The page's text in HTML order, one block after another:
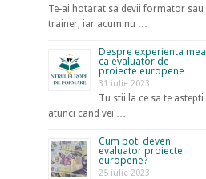
Te-ai hotarat sa devii formator sau
trainer, iar acum nu …
Despre experienta mea
ca evaluator de
proiecte europene
31 iulie 2023
Tu stii la ce sa te astepti
atunci cand vei …
Cum poti deveni
evaluator proiecte
europene?
25 iulie 2023